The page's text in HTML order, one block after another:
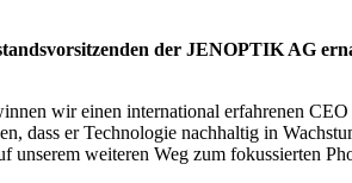
der JENOPTIK AG
wir einen international erfahrenen CEO
dass er Technologie nachhaltig in
unserem weiteren Weg zum fokussierten